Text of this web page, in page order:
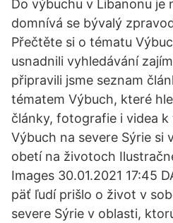
Do výbuchu v Libanonu je
domnívá se bývalý
Přečtěte si o tématu
usnadnili vyhledávání
připravili jsme seznam
tématem Výbuch, které
články, fotografie i videa k
Výbuch na severe Sýrie si
obetí na životoch
Images 30.01.2021 17:45
päť ľudí prišlo o život v
severe Sýrie v oblasti,